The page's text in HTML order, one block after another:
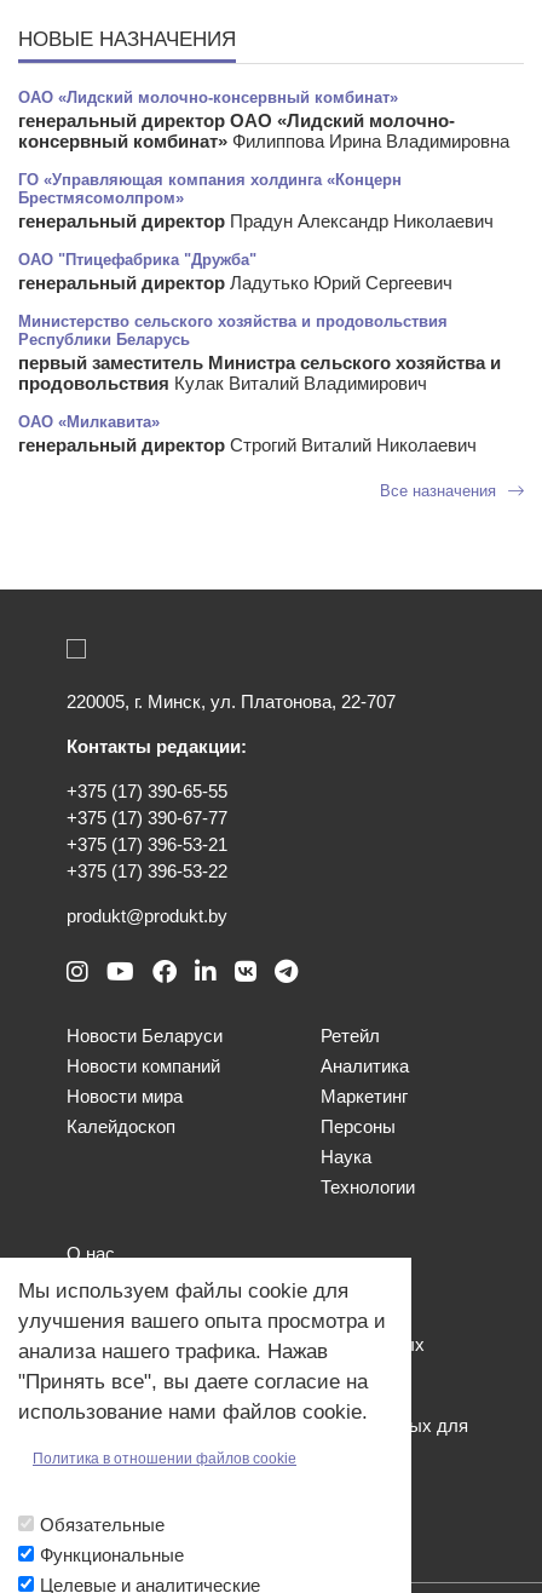
НОВЫЕ НАЗНАЧЕНИЯ
ОАО «Лидский молочно-консервный комбинат»
генеральный директор ОАО «Лидский молочно-
консервный комбинат» Филиппова Ирина Владимировна
ГО «Управляющая компания холдинга «Концерн
Брестмясомолпром»
генеральный директор Прадун Александр Николаевич
ОАО "Птицефабрика "Дружба"
генеральный директор Ладутько Юрий Сергеевич
Министерство сельского хозяйства и продовольствия
Республики Беларусь
первый заместитель Министра сельского хозяйства и
продовольствия Кулак Виталий Владимирович
ОАО «Милкавита»
генеральный директор Строгий Виталий Николаевич
Все назначения
220005, г. Минск, ул. Платонова, 22-707
Контакты редакции:
+375 (17) 390-65-55
+375 (17) 390-67-77
+375 (17) 396-53-21
+375 (17) 396-53-22
produkt@produkt.by
Новости Беларуси
Новости компаний
Новости мира
Калейдоскоп
Ретейл
Аналитика
Маркетинг
Персоны
Наука
Технологии
О нас
Наши проекты
Связь с нами
Общая политика обработки персональных
Политика обработки файлов Cookies
Политика обработки персональных данных для
Мы используем файлы cookie для
улучшения вашего опыта просмотра и
анализа нашего трафика. Нажав
"Принять все", вы даете согласие на
использование нами файлов cookie.
Политика в отношении файлов cookie
Обязательные
Функциональные
Целевые и аналитические